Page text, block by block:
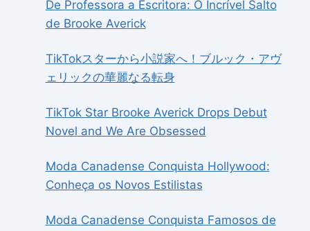
De Professora a Escritora: O Incrível Salto
de Brooke Averick
TikTokスターから小説家へ！ブルック・アヴ
ェリックの華麗なる転身
TikTok Star Brooke Averick Drops Debut
Novel and We Are Obsessed
Moda Canadense Conquista Hollywood:
Conheça os Novos Estilistas
Moda Canadense Conquista Famosos de